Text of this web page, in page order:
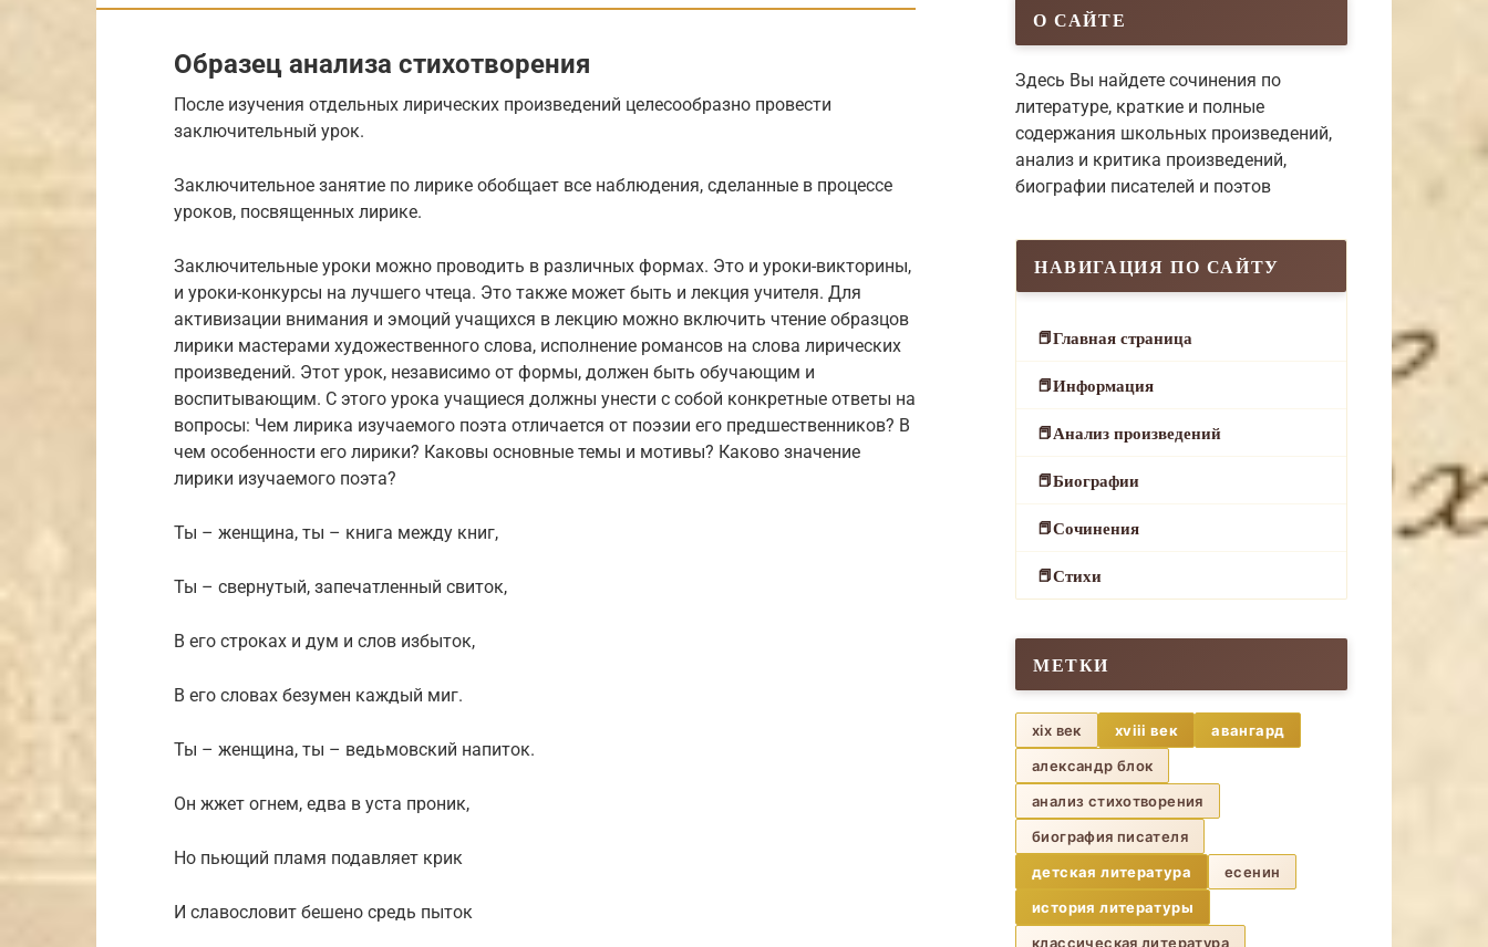
Образец анализа стихотворения
После изучения отдельных лирических произведений целесообразно провести
заключительный урок.
Заключительное занятие по лирике обобщает все наблюдения, сделанные в процессе
уроков, посвященных лирике.
Заключительные уроки можно проводить в различных формах. Это и уроки-викторины,
и уроки-конкурсы на лучшего чтеца. Это также может быть и лекция учителя. Для
активизации внимания и эмоций учащихся в лекцию можно включить чтение образцов
лирики мастерами художественного слова, исполнение романсов на слова лирических
произведений. Этот урок, независимо от формы, должен быть обучающим и
воспитывающим. С этого урока учащиеся должны унести с собой конкретные ответы на
вопросы: Чем лирика изучаемого поэта отличается от поэзии его предшественников? В
чем особенности его лирики? Каковы основные темы и мотивы? Каково значение
лирики изучаемого поэта?
Ты – женщина, ты – книга между книг,
Ты – свернутый, запечатленный свиток,
В его строках и дум и слов избыток,
В его словах безумен каждый миг.
Ты – женщина, ты – ведьмовский напиток.
Он жжет огнем, едва в уста проник,
Но пьющий пламя подавляет крик
И славословит бешено средь пыток
О САЙТЕ
Здесь Вы найдете сочинения по
литературе, краткие и полные
содержания школьных произведений,
анализ и критика произведений,
биографии писателей и поэтов
НАВИГАЦИЯ ПО САЙТУ
Главная страница
Информация
Анализ произведений
Биографии
Сочинения
Стихи
МЕТКИ
xix век xviii век
авангард
александр блок
анализ стихотворения
биография писателя
детская литература
есенин
история литературы
классическая литература